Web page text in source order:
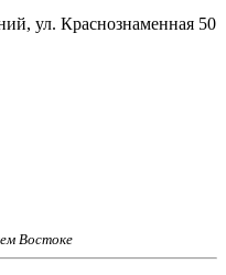
ул. Краснознаменная 50
Востоке